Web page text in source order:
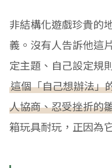
非結構化遊戲珍貴的
義。沒有人告訴他這
定主題、自己設定規
這個「自己想辦法」
人協商、忍受挫折的
箱玩具耐玩，正因為